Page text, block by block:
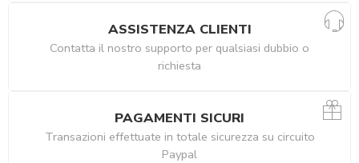
ASSISTENZA CLIENTI
Contatta il nostro supporto per qualsiasi dubbio o
richiesta
PAGAMENTI SICURI
Transazioni effettuate in totale sicurezza su circuito
Paypal